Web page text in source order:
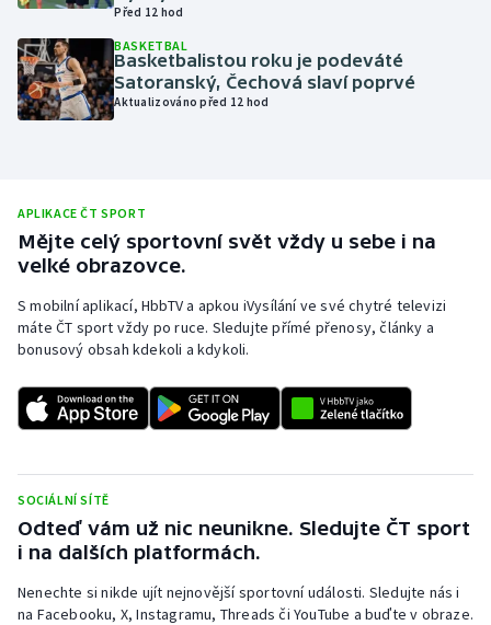
Olympijské hry
Parasport
Plavání
Rychlostní kanoistika
Short track
Stolní tenis
Triatlon
Veslování
Před 12 hod
BASKETBAL
Basketbalistou roku je podeváté
Satoranský, Čechová slaví poprvé
Aktualizováno před 12 hod
APLIKACE ČT SPORT
Mějte celý sportovní svět vždy u sebe i na
velké obrazovce.
S mobilní aplikací, HbbTV a apkou iVysílání ve své chytré televizi
máte ČT sport vždy po ruce. Sledujte přímé přenosy, články a
bonusový obsah kdekoli a kdykoli.
SOCIÁLNÍ SÍTĚ
Odteď vám už nic neunikne. Sledujte ČT sport
i na dalších platformách.
Nenechte si nikde ujít nejnovější sportovní události. Sledujte nás i
na Facebooku, X, Instagramu, Threads či YouTube a buďte v obraze.